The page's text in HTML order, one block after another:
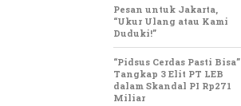
Pesan untuk Jakarta,
“Ukur Ulang atau Kami
Duduki!”
“Pidsus Cerdas Pasti Bisa”
Tangkap 3 Elit PT LEB
dalam Skandal PI Rp271
Miliar